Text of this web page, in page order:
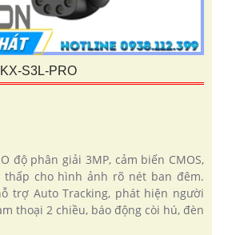
S3L-PRO
độ phân giải 3MP, cảm biến CMOS,
thấp cho hình ảnh rõ nét ban đêm.
trợ Auto Tracking, phát hiện người
thoại 2 chiều, báo động còi hú, đèn